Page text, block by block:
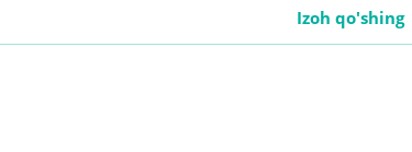
Izoh qo'shing